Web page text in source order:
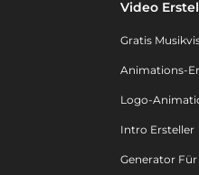
Video
Gratis
Animations-
Logo-
Intro Ersteller
Generator